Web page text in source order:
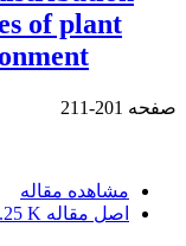
of plant
صفحه 201-211
مشاهده مقاله
اصل مقاله K